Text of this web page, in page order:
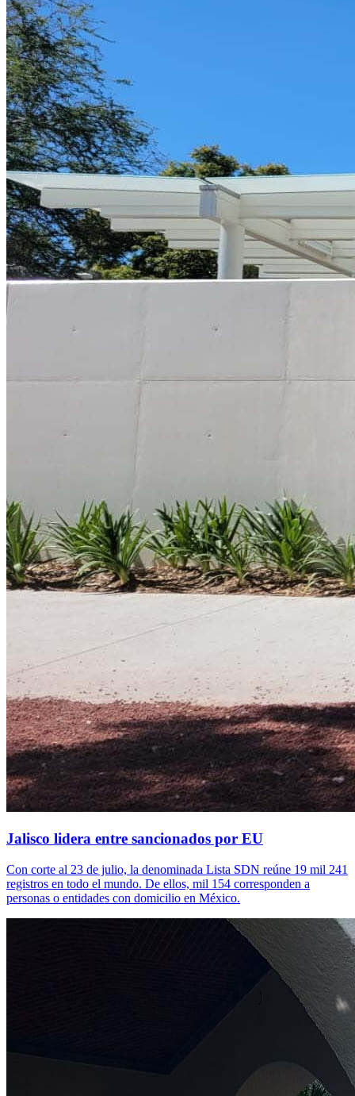
Jalisco lidera entre sancionados por EU
Con corte al 23 de julio, la denominada Lista SDN reúne 19 mil 241
registros en todo el mundo. De ellos, mil 154 corresponden a
personas o entidades con domicilio en México.